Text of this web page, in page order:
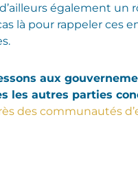
également un
là pour rappeler ces
aux
autres parties
des communautés